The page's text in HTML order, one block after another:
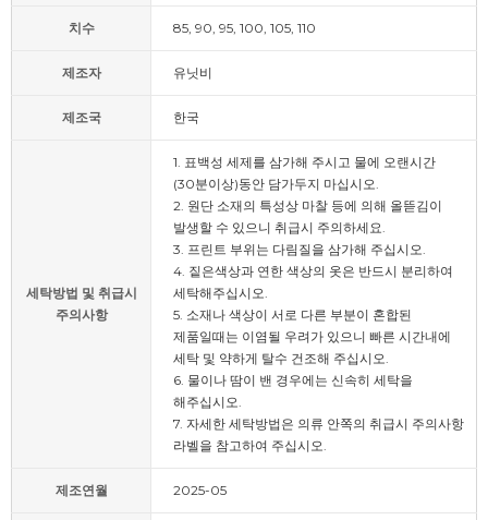
치수 85, 90, 95, 100, 105, 110
제조자 유닛비
제조국 한국
세탁방법 및 취급시
주의사항
1. 표백성 세제를 삼가해 주시고 물에 오랜시간
(30분이상)동안 담가두지 마십시오.
2. 원단 소재의 특성상 마찰 등에 의해 올뜯김이
발생할 수 있으니 취급시 주의하세요.
3. 프린트 부위는 다림질을 삼가해 주십시오.
4. 짙은색상과 연한 색상의 옷은 반드시 분리하여
세탁해주십시오.
5. 소재나 색상이 서로 다른 부분이 혼합된
제품일때는 이염될 우려가 있으니 빠른 시간내에
세탁 및 약하게 탈수 건조해 주십시오.
6. 물이나 땀이 밴 경우에는 신속히 세탁을
해주십시오.
7. 자세한 세탁방법은 의류 안쪽의 취급시 주의사항
라벨을 참고하여 주십시오.
제조연월 2025-05